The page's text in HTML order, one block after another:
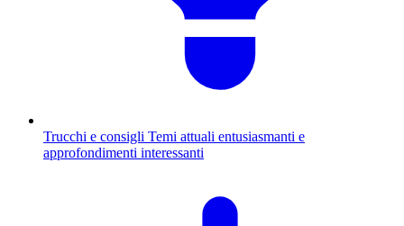
Trucchi e consigli Temi attuali entusiasmanti e
approfondimenti interessanti